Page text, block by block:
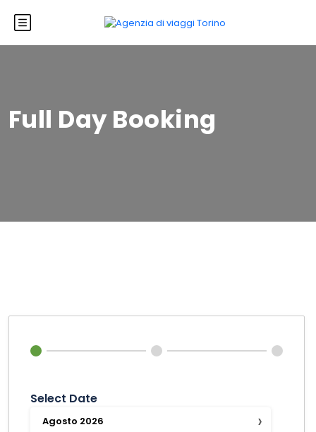
Full Day Booking
Select Date
›
Agosto 2026